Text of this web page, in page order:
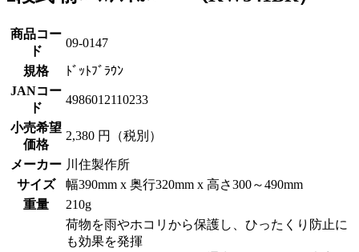
商品コー
ド
09-0147
規格
ﾄﾞｯﾄﾌﾞﾗｳﾝ
JANコー
ド
4986012110233
小売希望
価格
2,380 円（税別）
メーカー 川住製作所
サイズ
幅390mm x 奥行320mm x 高さ300～490mm
重量
210g
荷物を雨やホコリから保護し、ひったくり防止に
も効果を発揮